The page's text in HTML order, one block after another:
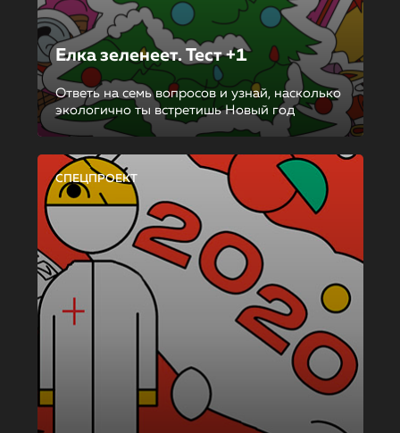
Елка зеленеет. Тест +1
Ответь на семь вопросов и узнай, насколько
экологично ты встретишь Новый год
СПЕЦПРОЕКТ